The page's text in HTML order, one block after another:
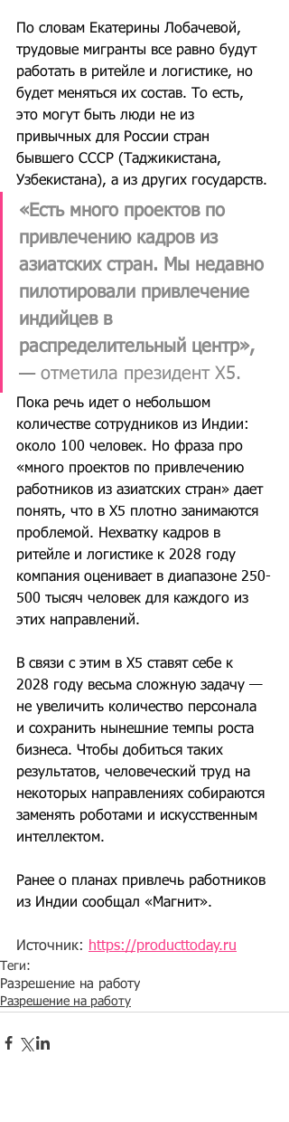
По словам Екатерины Лобачевой,
трудовые мигранты все равно будут
работать в ритейле и логистике, но
будет меняться их состав. То есть,
это могут быть люди не из
привычных для России стран
бывшего СССР (Таджикистана,
Узбекистана), а из других государств.
«Есть много проектов по
привлечению кадров из
азиатских стран. Мы недавно
пилотировали привлечение
индийцев в
распределительный центр»,
— отметила президент Х5.
Пока речь идет о небольшом
количестве сотрудников из Индии:
около 100 человек. Но фраза про
«много проектов по привлечению
работников из азиатских стран» дает
понять, что в Х5 плотно занимаются
проблемой. Нехватку кадров в
ритейле и логистике к 2028 году
компания оценивает в диапазоне 250-
500 тысяч человек для каждого из
этих направлений.
В связи с этим в Х5 ставят себе к
2028 году весьма сложную задачу —
не увеличить количество персонала
и сохранить нынешние темпы роста
бизнеса. Чтобы добиться таких
результатов, человеческий труд на
некоторых направлениях собираются
заменять роботами и искусственным
интеллектом.
Ранее о планах привлечь работников
из Индии сообщал «Магнит».
Источник: https://producttoday.ru
Теги:
Разрешение на работу
Разрешение на работу